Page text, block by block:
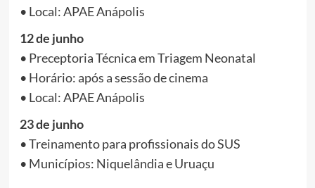
• Local: APAE Anápolis
12 de junho
• Preceptoria Técnica em Triagem Neonatal
• Horário: após a sessão de cinema
• Local: APAE Anápolis
23 de junho
• Treinamento para profissionais do SUS
• Municípios: Niquelândia e Uruaçu